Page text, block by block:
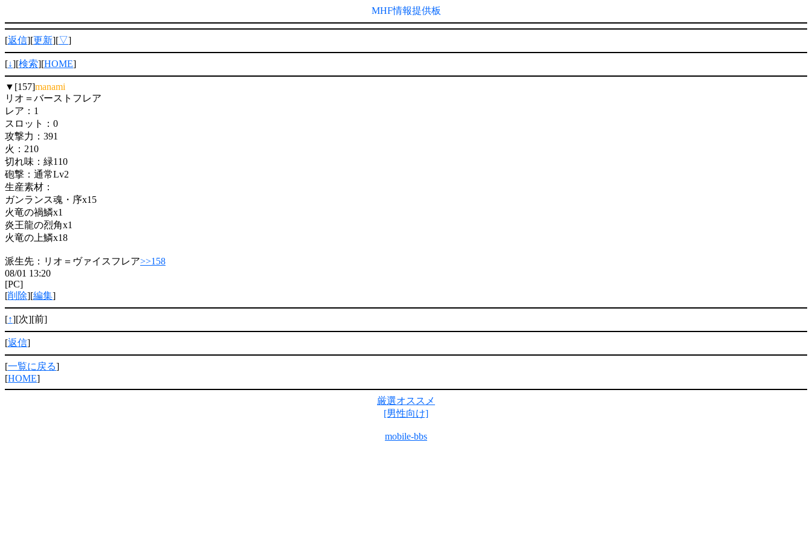
MHF情報提供板
[返信][更新][▽]
[↓][検索][HOME]
▼[157]manami
リオ＝バーストフレア
レア：1
スロット：0
攻撃力：391
火：210
切れ味：緑110
砲撃：通常Lv2
生産素材：
ガンランス魂・序x15
火竜の禍鱗x1
炎王龍の烈角x1
火竜の上鱗x18
派生先：リオ＝ヴァイスフレア>>158
08/01 13:20
[PC]
[削除][編集]
[↑][次][前]
[返信]
[一覧に戻る]
[HOME]
厳選オススメ
[男性向け]
mobile-bbs